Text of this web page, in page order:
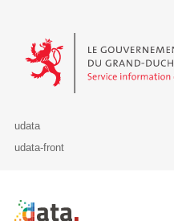
Le Gouvernement du Grand-
udata
udata-front
Retour à l'accueil de